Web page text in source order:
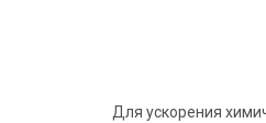
Для ускорения